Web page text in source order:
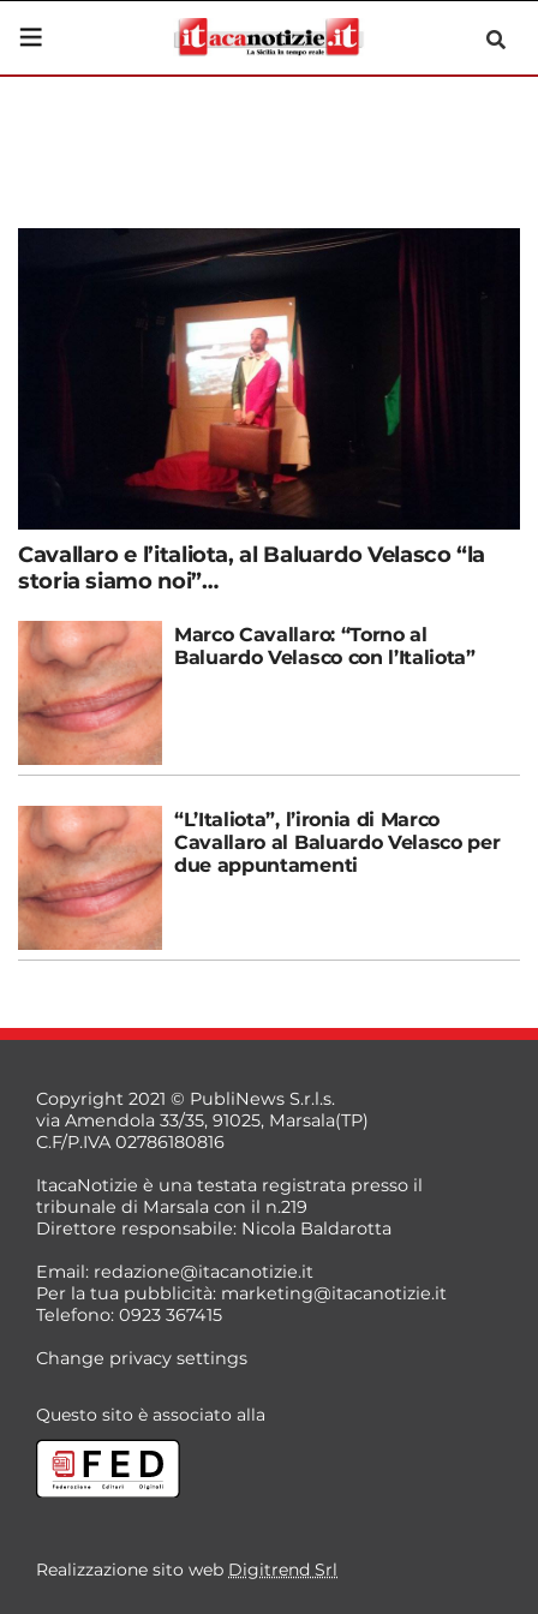
Cavallaro e l’italiota, al Baluardo Velasco “la
storia siamo noi”…
Marco Cavallaro: “Torno al
Baluardo Velasco con l’Italiota”
“L’Italiota”, l’ironia di Marco
Cavallaro al Baluardo Velasco per
due appuntamenti
Copyright 2021 © PubliNews S.r.l.s.
via Amendola 33/35, 91025, Marsala(TP)
C.F/P.IVA 02786180816
ItacaNotizie è una testata registrata presso il
tribunale di Marsala con il n.219
Direttore responsabile: Nicola Baldarotta
Email: redazione@itacanotizie.it
Per la tua pubblicità: marketing@itacanotizie.it
Telefono: 0923 367415
Change privacy settings
Questo sito è associato alla
Realizzazione sito web Digitrend Srl